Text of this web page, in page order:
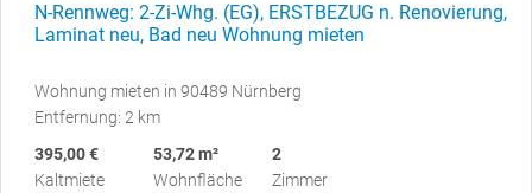
N-Rennweg: 2-Zi-Whg. (EG), ERSTBEZUG n. Renovierung,
Laminat neu, Bad neu Wohnung mieten
Wohnung mieten in 90489 Nürnberg
Entfernung: 2 km
395,00 €
Kaltmiete
53,72 m²
Wohnfläche
2
Zimmer